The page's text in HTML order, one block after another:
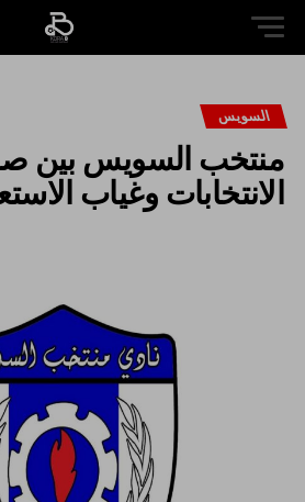
السويس
منتخب السويس بين
الانتخابات وغياب